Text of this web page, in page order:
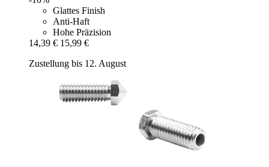
Glattes Finish
Anti-Haft
Hohe Präzision
14,39 € 15,99 €
Zustellung bis 12. August